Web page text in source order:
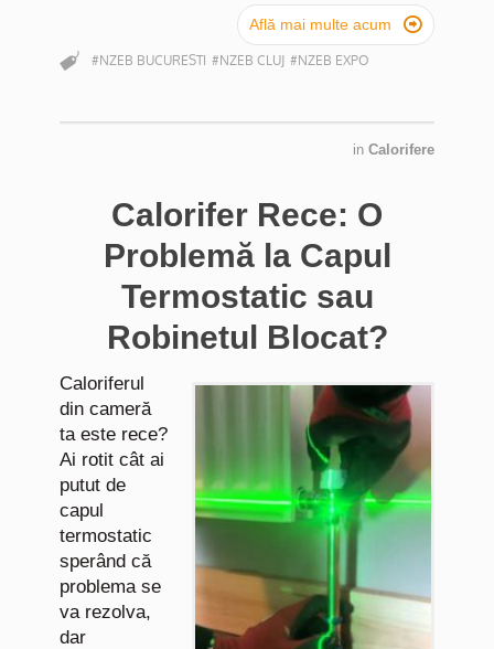
Află mai multe acum 
#NZEB BUCURESTI #NZEB CLUJ #NZEB EXPO
in Calorifere
Calorifer Rece: O
Problemă la Capul
Termostatic sau
Robinetul Blocat?
Caloriferul
din cameră
ta este rece?
Ai rotit cât ai
putut de
capul
termostatic
sperând că
problema se
va rezolva,
dar